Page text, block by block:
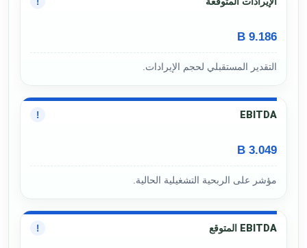
9.186 B
التقدير المستقبلي لحجم الإيرادات.
EBITDA
!
3.049 B
مؤشر على الربحية التشغيلية الحالية.
EBITDA المتوقع !